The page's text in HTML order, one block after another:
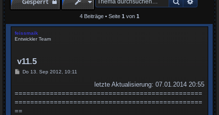
4 Beiträge • Seite 1 von 1
feissmaik
Entwickler Team
v11.5
B
r
a
Do 13. Sep 2012, 10:11
letzte Aktualisierung: 07.01.2014 20:55
================================================
================================================
==